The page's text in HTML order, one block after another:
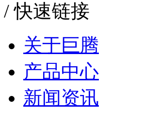
/快速链接
关于巨腾
产品中心
新闻资讯